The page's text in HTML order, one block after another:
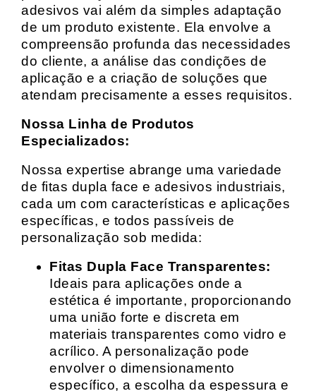
adesivos vai além da simples adaptação
de um produto existente. Ela envolve a
compreensão profunda das necessidades
do cliente, a análise das condições de
aplicação e a criação de soluções que
atendam precisamente a esses requisitos.
Nossa Linha de Produtos
Especializados:
Nossa expertise abrange uma variedade
de fitas dupla face e adesivos industriais,
cada um com características e aplicações
específicas, e todos passíveis de
personalização sob medida:
Fitas Dupla Face Transparentes:
Ideais para aplicações onde a
estética é importante, proporcionando
uma união forte e discreta em
materiais transparentes como vidro e
acrílico. A personalização pode
envolver o dimensionamento
específico, a escolha da espessura e